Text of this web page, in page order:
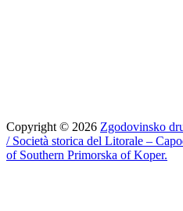
Copyright © 2026 Zgodovinsko
/ Società storica del Litorale –
of Southern Primorska of Koper.